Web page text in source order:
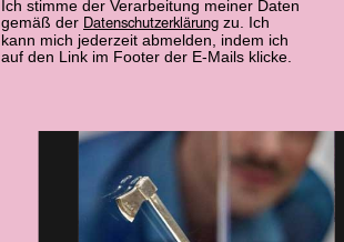
Ich stimme der Verarbeitung meiner Daten
gemäß der Datenschutzerklärung zu. Ich
kann mich jederzeit abmelden, indem ich
auf den Link im Footer der E-Mails klicke.